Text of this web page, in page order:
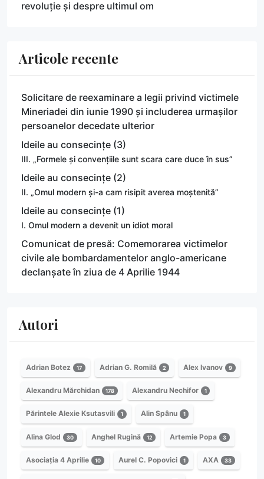
revoluție și despre ultimul om
Articole recente
Solicitare de reexaminare a legii privind victimele
Mineriadei din iunie 1990 și includerea urmașilor
persoanelor decedate ulterior
Ideile au consecințe (3)
III. „Formele și convențiile sunt scara care duce în sus”
Ideile au consecințe (2)
II. „Omul modern și-a cam risipit averea moștenită”
Ideile au consecințe (1)
I. Omul modern a devenit un idiot moral
Comunicat de presă: Comemorarea victimelor
civile ale bombardamentelor anglo-americane
declanșate în ziua de 4 Aprilie 1944
Autori
Adrian Botez 17 Adrian G. Romilă 2 Alex Ivanov 9
Alexandru Mărchidan 178 Alexandru Nechifor 1
Părintele Alexie Ksutasvili 1 Alin Spânu 1
Alina Glod 30 Anghel Rugină 12 Artemie Popa 3
Asociația 4 Aprilie 10 Aurel C. Popovici 1 AXA 33